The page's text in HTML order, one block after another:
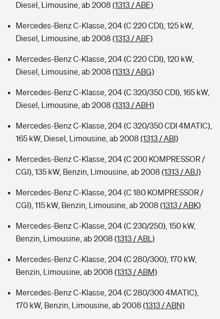
Diesel, Limousine, ab 2008 (1313 / ABE)
Mercedes-Benz C-Klasse, 204 (C 220 CDI), 125 kW,
Diesel, Limousine, ab 2008 (1313 / ABF)
Mercedes-Benz C-Klasse, 204 (C 220 CDI), 120 kW,
Diesel, Limousine, ab 2008 (1313 / ABG)
Mercedes-Benz C-Klasse, 204 (C 320/350 CDI), 165 kW,
Diesel, Limousine, ab 2008 (1313 / ABH)
Mercedes-Benz C-Klasse, 204 (C 320/350 CDI 4MATIC),
165 kW, Diesel, Limousine, ab 2008 (1313 / ABI)
Mercedes-Benz C-Klasse, 204 (C 200 KOMPRESSOR /
CGI), 135 kW, Benzin, Limousine, ab 2008 (1313 / ABJ)
Mercedes-Benz C-Klasse, 204 (C 180 KOMPRESSOR /
CGI), 115 kW, Benzin, Limousine, ab 2008 (1313 / ABK)
Mercedes-Benz C-Klasse, 204 (C 230/250), 150 kW,
Benzin, Limousine, ab 2008 (1313 / ABL)
Mercedes-Benz C-Klasse, 204 (C 280/300), 170 kW,
Benzin, Limousine, ab 2008 (1313 / ABM)
Mercedes-Benz C-Klasse, 204 (C 280/300 4MATIC),
170 kW, Benzin, Limousine, ab 2008 (1313 / ABN)